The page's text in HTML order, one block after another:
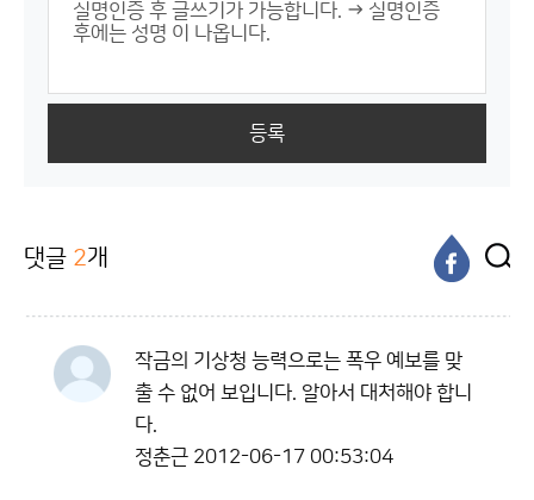
등록
댓글 2개
작금의 기상청 능력으로는 폭우 예보를 맞
출 수 없어 보입니다. 알아서 대처해야 합니
다.
정춘근 2012-06-17 00:53:04